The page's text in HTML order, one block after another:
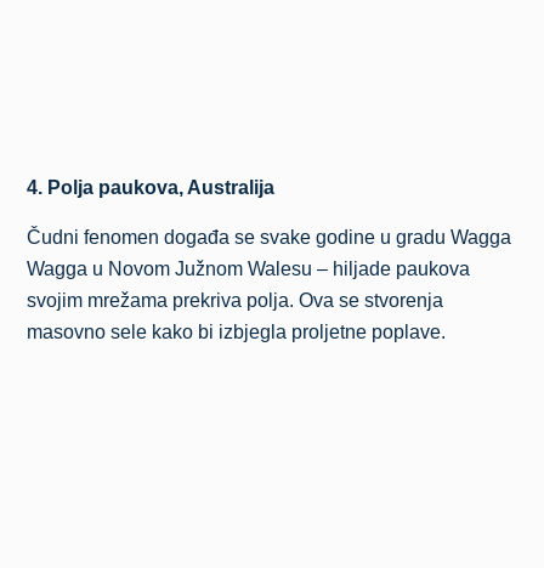
4. Polja paukova, Australija
Čudni fenomen događa se svake godine u gradu Wagga
Wagga u Novom Južnom Walesu – hiljade paukova
svojim mrežama prekriva polja. Ova se stvorenja
masovno sele kako bi izbjegla proljetne poplave.